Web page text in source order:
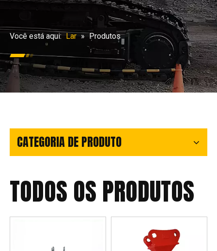
Você está aqui: Lar » Produtos
CATEGORIA DE PRODUTO
TODOS OS PRODUTOS